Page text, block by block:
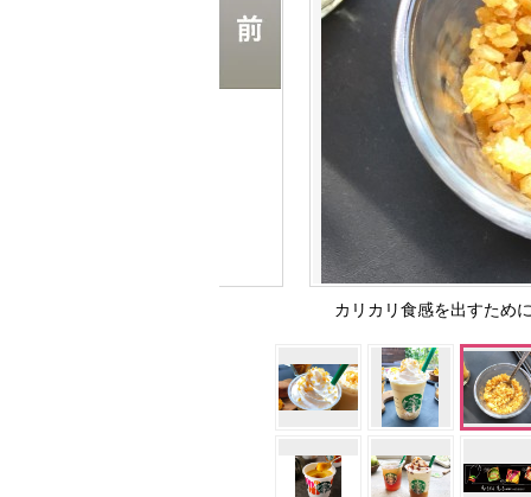
カリカリ食感を出すため